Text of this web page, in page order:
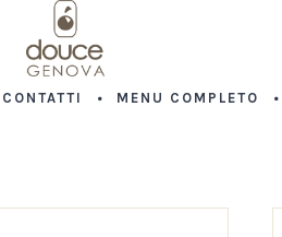
CONTATTI MENU COMPLETO